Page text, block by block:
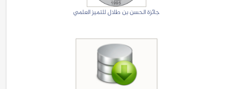
جائزة الحسن بن طلال للتميز العلمي